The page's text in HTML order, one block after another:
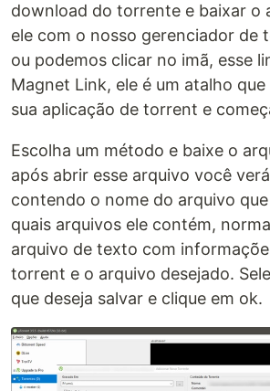
download do torrente e baixar o
ele com o nosso gerenciador de
ou podemos clicar no imã, esse
Magnet Link, ele é um atalho
sua aplicação de torrent e
Escolha um método e baixe o
após abrir esse arquivo você
contendo o nome do arquivo
quais arquivos ele contém,
arquivo de texto com
torrent e o arquivo desejado.
que deseja salvar e clique em ok.